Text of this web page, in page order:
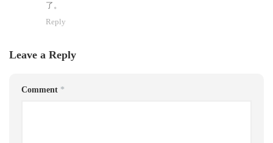
了。
Reply
Leave a Reply
Comment *